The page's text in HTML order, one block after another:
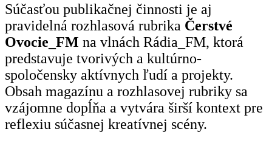
Súčasťou publikačnej činnosti je aj
pravidelná rozhlasová rubrika Čerstvé
Ovocie_FM na vlnách Rádia_FM, ktorá
predstavuje tvorivých a kultúrno-
spoločensky aktívnych ľudí a projekty.
Obsah magazínu a rozhlasovej rubriky sa
vzájomne dopĺňa a vytvára širší kontext pre
reflexiu súčasnej kreatívnej scény.